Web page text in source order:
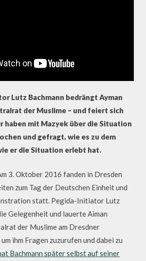
Lutz Bachmann bedrängt Ayman
der Muslime – und feiert sich
haben mit Mazyek über die Situation
und gefragt, wie es zu dem
er die Situation erlebt hat.
3. Oktober 2016 fanden in Dresden
zum Tag der Deutschen Einheit und
statt. Pegida-Initiator Lutz
Gelegenheit und lauerte Aiman
der Muslime am Dresdner
ihm Fragen zuzurufen und dabei zu
Bachmann später selbst auf seiner